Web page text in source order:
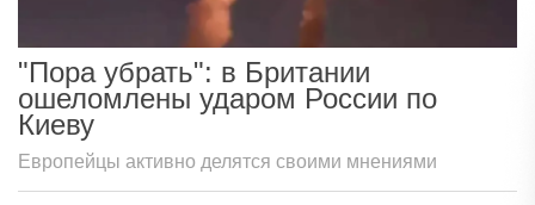
"Пора убрать": в Британии
ошеломлены ударом России по
Киеву
Европейцы активно делятся своими мнениями